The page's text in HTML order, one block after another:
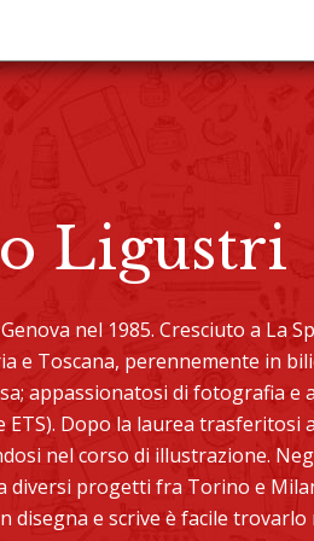
Ligustri
nel 1985. Cresciuto a La
e Toscana, perennemente in
appassionatosi di fotografia e
ETS). Dopo la laurea trasferitosi
nel corso di illustrazione.
diversi progetti fra Torino e
disegna e scrive è facile